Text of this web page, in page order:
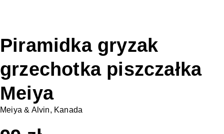
Piramidka gryzak
grzechotka piszczałka
Meiya
Meiya & Alvin, Kanada